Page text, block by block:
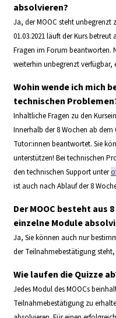
absolvieren?
Ja, der MOOC steht unbegrenzt
01.03.2021 läuft der Kurs
Fragen im Forum beantworten.
weiterhin unbegrenzt
Wohin wende ich mich
technischen
Inhaltliche Fragen zu den
Innerhalb der 8 Wochen ab dem
Tutor:innen beantwortet. Sie
unterstützen! Bei technischen
den technischen Support unter
ist auch nach Ablauf der 8
Der MOOC besteht aus
einzelne Module
Ja, Sie können auch nur
der Teilnahmebestätigung
Wie laufen die Quizze
Jedes Modul des MOOCs
Teilnahmebestätigung zu